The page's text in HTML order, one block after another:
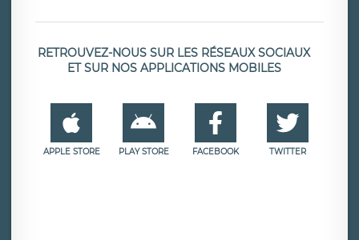
RETROUVEZ-NOUS SUR LES RÉSEAUX SOCIAUX
ET SUR NOS APPLICATIONS MOBILES
APPLE STORE PLAY STORE FACEBOOK TWITTER